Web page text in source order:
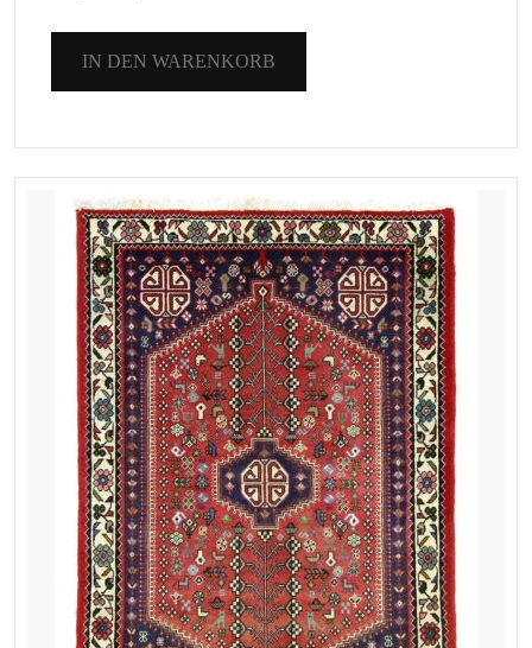
IN DEN WARENKORB